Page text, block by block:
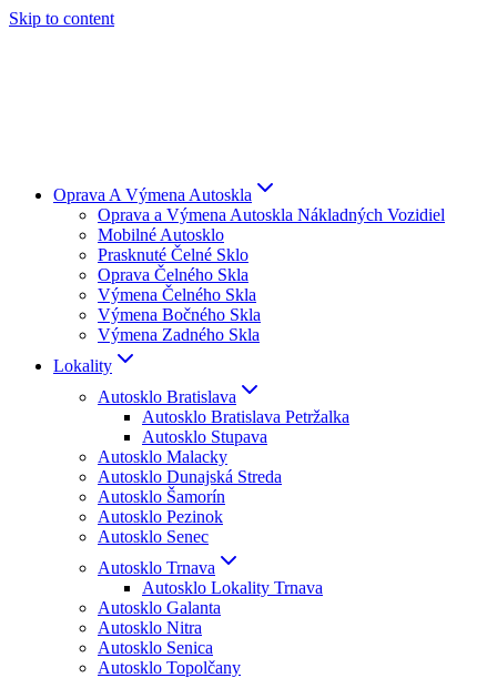
Skip to content
Oprava A Výmena Autoskla
Oprava a Výmena Autoskla Nákladných Vozidiel
Mobilné Autosklo
Prasknuté Čelné Sklo
Oprava Čelného Skla
Výmena Čelného Skla
Výmena Bočného Skla
Výmena Zadného Skla
Lokality
Autosklo Bratislava
Autosklo Bratislava Petržalka
Autosklo Stupava
Autosklo Malacky
Autosklo Dunajská Streda
Autosklo Šamorín
Autosklo Pezinok
Autosklo Senec
Autosklo Trnava
Autosklo Lokality Trnava
Autosklo Galanta
Autosklo Nitra
Autosklo Senica
Autosklo Topolčany